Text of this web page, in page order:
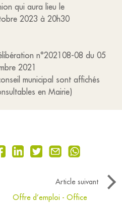
qui aura lieu le
2023 à 20h30
n°202108-08 du 05
2021
municipal sont affichés
en Mairie)
Article suivant
Offre d’emploi - Office